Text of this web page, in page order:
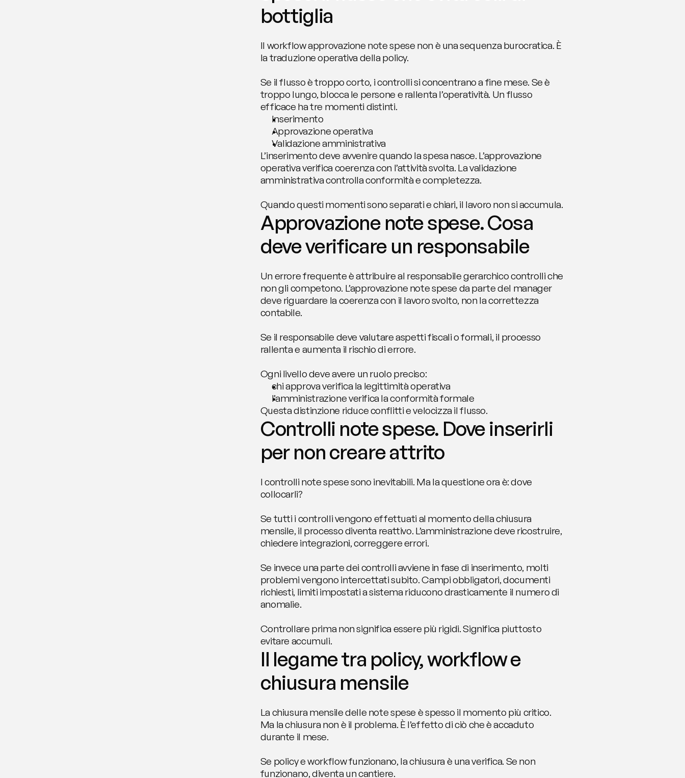
bottiglia
Il workflow approvazione note spese non è una sequenza burocratica. È
la traduzione operativa della policy.
Se il flusso è troppo corto, i controlli si concentrano a fine mese. Se è
troppo lungo, blocca le persone e rallenta l’operatività. Un flusso
efficace ha tre momenti distinti.
Inserimento
Approvazione operativa
Validazione amministrativa
L’inserimento deve avvenire quando la spesa nasce. L’approvazione
operativa verifica coerenza con l’attività svolta. La validazione
amministrativa controlla conformità e completezza.
Quando questi momenti sono separati e chiari, il lavoro non si accumula.
Approvazione note spese. Cosa
deve verificare un responsabile
Un errore frequente è attribuire al responsabile gerarchico controlli che
non gli competono. L’approvazione note spese da parte del manager
deve riguardare la coerenza con il lavoro svolto, non la correttezza
contabile.
Se il responsabile deve valutare aspetti fiscali o formali, il processo
rallenta e aumenta il rischio di errore.
Ogni livello deve avere un ruolo preciso:
chi approva verifica la legittimità operativa
l’amministrazione verifica la conformità formale
Questa distinzione riduce conflitti e velocizza il flusso.
Controlli note spese. Dove inserirli
per non creare attrito
I controlli note spese sono inevitabili. Ma la questione ora è: dove
collocarli?
Se tutti i controlli vengono effettuati al momento della chiusura
mensile, il processo diventa reattivo. L’amministrazione deve ricostruire,
chiedere integrazioni, correggere errori.
Se invece una parte dei controlli avviene in fase di inserimento, molti
problemi vengono intercettati subito. Campi obbligatori, documenti
richiesti, limiti impostati a sistema riducono drasticamente il numero di
anomalie.
Controllare prima non significa essere più rigidi. Significa piuttosto
evitare accumuli.
Il legame tra policy, workflow e
chiusura mensile
La chiusura mensile delle note spese è spesso il momento più critico.
Ma la chiusura non è il problema. È l’effetto di ciò che è accaduto
durante il mese.
Se policy e workflow funzionano, la chiusura è una verifica. Se non
funzionano, diventa un cantiere.